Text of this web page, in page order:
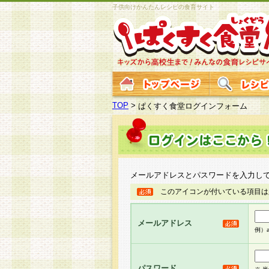
子供向けかんたんレシピの食育サイト
TOP >ぱくすく食堂ログインフォーム
メールアドレスとパスワードを入力し
このアイコンが付いている項目
メールアドレス
例）